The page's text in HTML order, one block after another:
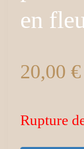
en
20,00 €
Rupture